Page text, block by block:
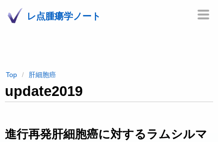
レ点腫瘍学ノート
Top 肝細胞癌
update2019
進行再発肝細胞癌に対するラムシルマ